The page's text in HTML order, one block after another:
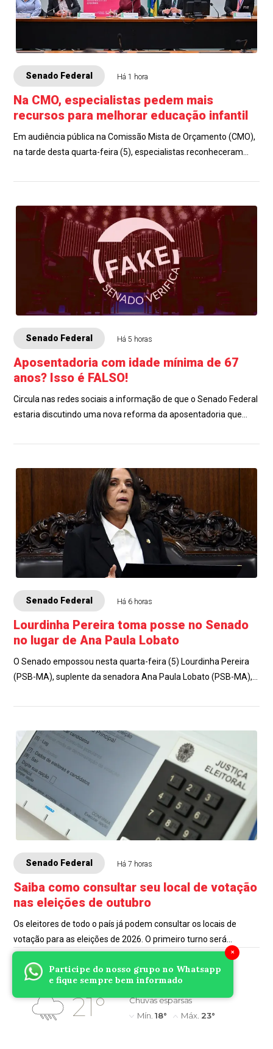
×
Participe do nosso grupo no Whatsapp
e fique sempre bem informado
Senado Federal Há 1 hora
Na CMO, especialistas pedem mais
recursos para melhorar educação infantil
Em audiência pública na Comissão Mista de Orçamento (CMO),
na tarde desta quarta-feira (5), especialistas reconheceram
Senado Federal Há 5 horas
Aposentadoria com idade mínima de 67
anos? Isso é FALSO!
Circula nas redes sociais a informação de que o Senado Federal
estaria discutindo uma nova reforma da aposentadoria que
Senado Federal Há 6 horas
Lourdinha Pereira toma posse no Senado
no lugar de Ana Paula Lobato
O Senado empossou nesta quarta-feira (5) Lourdinha Pereira
(PSB-MA), suplente da senadora Ana Paula Lobato (PSB-MA),
Senado Federal Há 7 horas
Saiba como consultar seu local de votação
nas eleições de outubro
Os eleitores de todo o país já podem consultar os locais de
votação para as eleições de 2026. O primeiro turno será
realizado em 4 de outubro e o...
Umuarama, PR
21°
Chuvas esparsas
Mín. 18° Máx. 23°